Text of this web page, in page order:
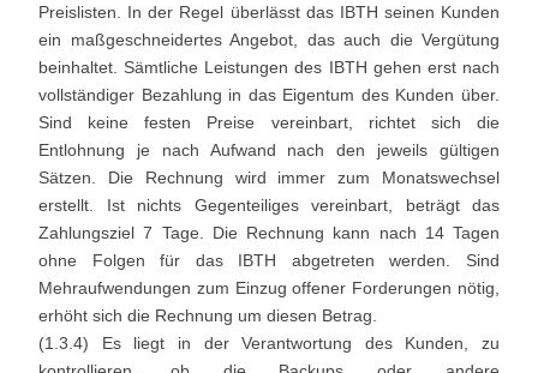
Preislisten. In der Regel überlässt das IBTH seinen Kunden
ein maßgeschneidertes Angebot, das auch die Vergütung
beinhaltet. Sämtliche Leistungen des IBTH gehen erst nach
vollständiger Bezahlung in das Eigentum des Kunden über.
Sind keine festen Preise vereinbart, richtet sich die
Entlohnung je nach Aufwand nach den jeweils gültigen
Sätzen. Die Rechnung wird immer zum Monatswechsel
erstellt. Ist nichts Gegenteiliges vereinbart, beträgt das
Zahlungsziel 7 Tage. Die Rechnung kann nach 14 Tagen
ohne Folgen für das IBTH abgetreten werden. Sind
Mehraufwendungen zum Einzug offener Forderungen nötig,
erhöht sich die Rechnung um diesen Betrag.
(1.3.4) Es liegt in der Verantwortung des Kunden, zu